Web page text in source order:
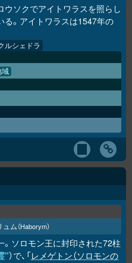
ソクでアイトワラスを照らし
。アイトワラスは1547年の
ルシェドラ
域
ュム（Haborym）
ソロモン王に封印された72柱
"）で、「レメゲトン（ソロモンの